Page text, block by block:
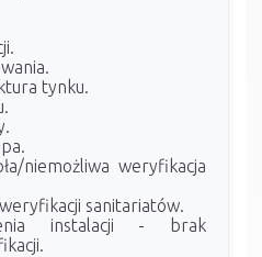
tynku.
niemożliwa weryfikacja
sanitariatów.
instalacji - brak